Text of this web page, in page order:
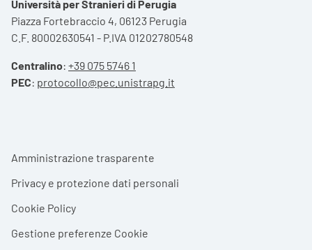
Università per Stranieri di Perugia
Piazza Fortebraccio 4, 06123 Perugia
C.F. 80002630541 - P.IVA 01202780548
Centralino: +39 075 5746 1
PEC: protocollo@pec.unistrapg.it
Footer menu
Amministrazione trasparente
Privacy e protezione dati personali
Cookie Policy
Gestione preferenze Cookie